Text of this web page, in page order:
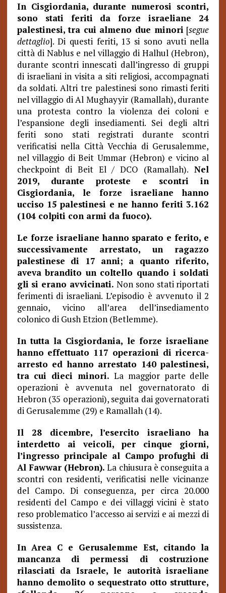
In Cisgiordania, durante numerosi scontri,
sono stati feriti da forze israeliane 24
palestinesi, tra cui almeno due minori [segue
dettaglio]. Di questi feriti, 13 si sono avuti nella
città di Nablus e nel villaggio di Halhul (Hebron),
durante scontri innescati dall’ingresso di gruppi
di israeliani in visita a siti religiosi, accompagnati
da soldati. Altri tre palestinesi sono rimasti feriti
nel villaggio di Al Mughayyir (Ramallah), durante
una protesta contro la violenza dei coloni e
l’espansione degli insediamenti. Sei degli altri
feriti sono stati registrati durante scontri
verificatisi nella Città Vecchia di Gerusalemme,
nel villaggio di Beit Ummar (Hebron) e vicino al
checkpoint di Beit El / DCO (Ramallah). Nel
2019, durante proteste e scontri in
Cisgiordania, le forze israeliane hanno
ucciso 15 palestinesi e ne hanno feriti 3.162
(104 colpiti con armi da fuoco).
Le forze israeliane hanno sparato e ferito, e
successivamente arrestato, un ragazzo
palestinese di 17 anni; a quanto riferito,
aveva brandito un coltello quando i soldati
gli si erano avvicinati. Non sono stati riportati
ferimenti di israeliani. L’episodio è avvenuto il 2
gennaio, vicino all’area dell’insediamento
colonico di Gush Etzion (Betlemme).
In tutta la Cisgiordania, le forze israeliane
hanno effettuato 117 operazioni di ricerca-
arresto ed hanno arrestato 140 palestinesi,
tra cui dieci minori. La maggior parte delle
operazioni è avvenuta nel governatorato di
Hebron (35 operazioni), seguita dai governatorati
di Gerusalemme (29) e Ramallah (14).
Il 28 dicembre, l’esercito israeliano ha
interdetto ai veicoli, per cinque giorni,
l’ingresso principale al Campo profughi di
Al Fawwar (Hebron). La chiusura è conseguita a
scontri con residenti, verificatisi nelle vicinanze
del Campo. Di conseguenza, per circa 20.000
residenti del Campo e dei villaggi vicini è stato
reso problematico l’accesso ai servizi e ai mezzi di
sussistenza.
In Area C e Gerusalemme Est, citando la
mancanza di permessi di costruzione
rilasciati da Israele, le autorità israeliane
hanno demolito o sequestrato otto strutture,